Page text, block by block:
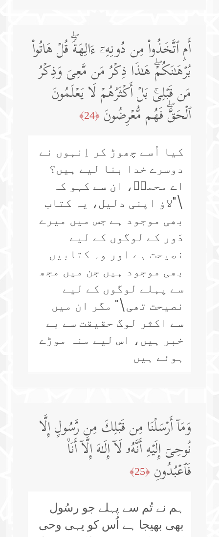
أَمِ ٱتَّخَذُوا۟ مِن دُونِهِۦۤ ءَالِهَةࣰۖ قُلۡ هَاتُوا۟
بُرۡهَـٰنَكُمۡۖ هَـٰذَا ذِكۡرُ مَن مَّعِیَ وَذِكۡرُ
مَن قَبۡلِیۚ بَلۡ أَكۡثَرُهُمۡ لَا یَعۡلَمُونَ
ٱلۡحَقَّۖ فَهُم مُّعۡرِضُونَ ﴿24﴾
کیا اُسے چھوڑ کر اِنہوں نے
دوسرے خدا بنا لیے ہیں؟
اے محمدؐ، ان سے کہو کہ
\"لاؤ اپنی دلیل، یہ کتاب
بھی موجود ہے جس میں میرے
دَور کے لوگوں کے لیے
نصیحت ہے اور وہ کتابیں
بھی موجود ہیں جن میں مجھ
سے پہلے لوگوں کے لیے
نصیحت تھی\" مگر ان میں
سے اکثر لوگ حقیقت سے بے
خبر ہیں، اس لیے منہ موڑے
ہوئے ہیں
وَمَاۤ أَرۡسَلۡنَا مِن قَبۡلِكَ مِن رَّسُولٍ إِلَّا
نُوحِیۤ إِلَیۡهِ أَنَّهُۥ لَاۤ إِلَـٰهَ إِلَّاۤ أَنَا۠
فَٱعۡبُدُونِ ﴿25﴾
ہم نے تُم سے پہلے جو رسُول
بھی بھیجا ہے اُس کو یہی وحی